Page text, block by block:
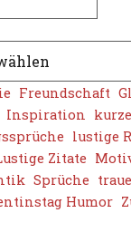
Freundschaft
Inspiration
lustige
Zitate
Sprüche
Humor